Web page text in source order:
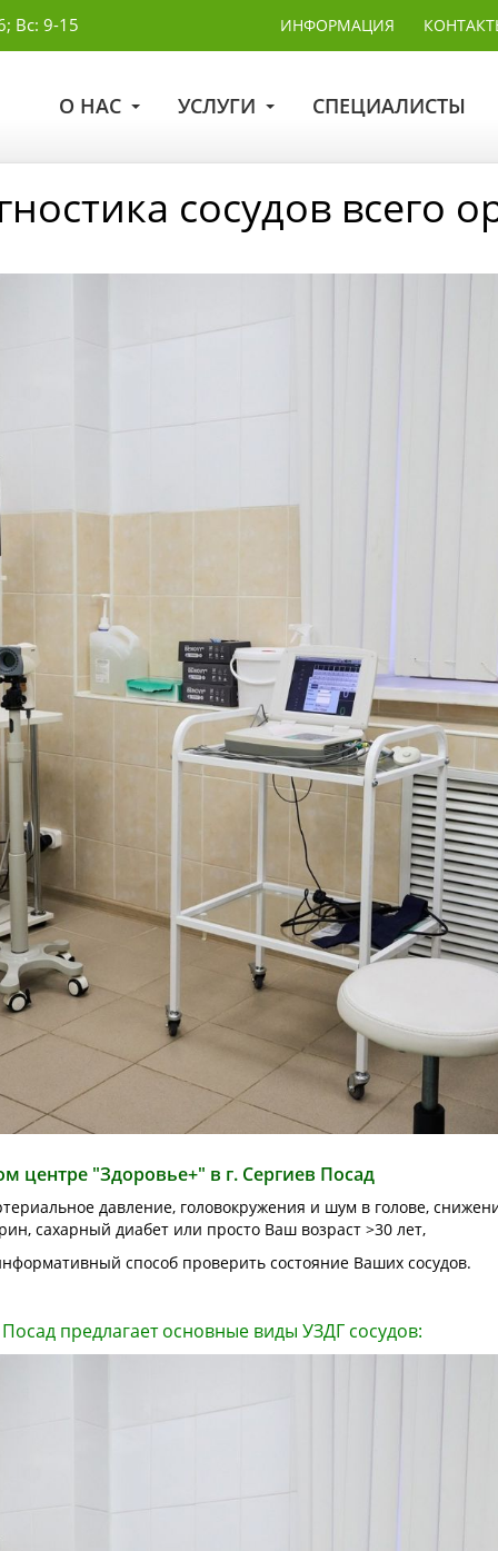
Вс: 9-15 ИНФОРМАЦИЯ
О НАС УСЛУГИ СПЕЦИАЛИСТЫ
сосудов всего
центре "Здоровье+" в г. Сергиев Посад
давление, головокружения и шум в голове,
сахарный диабет или просто Ваш возраст >30 лет,
способ проверить состояние Ваших сосудов.
предлагает основные виды УЗДГ сосудов: